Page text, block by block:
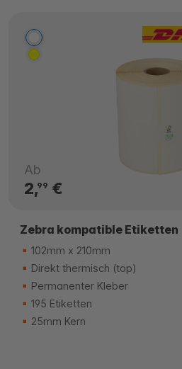
Ab
2,99 €
Zebra kompatible Etiketten
102mm x 210mm
Direkt thermisch (top)
Permanenter Kleber
195 Etiketten
25mm Kern